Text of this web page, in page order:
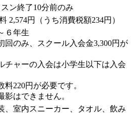
ン終了10分前のみ
2,574円（うち消費税額234円）
６年生
回のみ、スクール入会金3,300円が
チャーの入会は小学生以下は入会
220円が必要です。
はできません。
、室内スニーカー、タオル、飲み